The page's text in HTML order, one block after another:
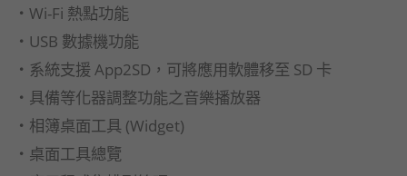
‧Wi-Fi 熱點功能
‧USB 數據機功能
‧系統支援 App2SD，可將應用軟體移至 SD 卡
‧具備等化器調整功能之音樂播放器
‧相簿桌面工具 (Widget)
‧桌面工具總覽